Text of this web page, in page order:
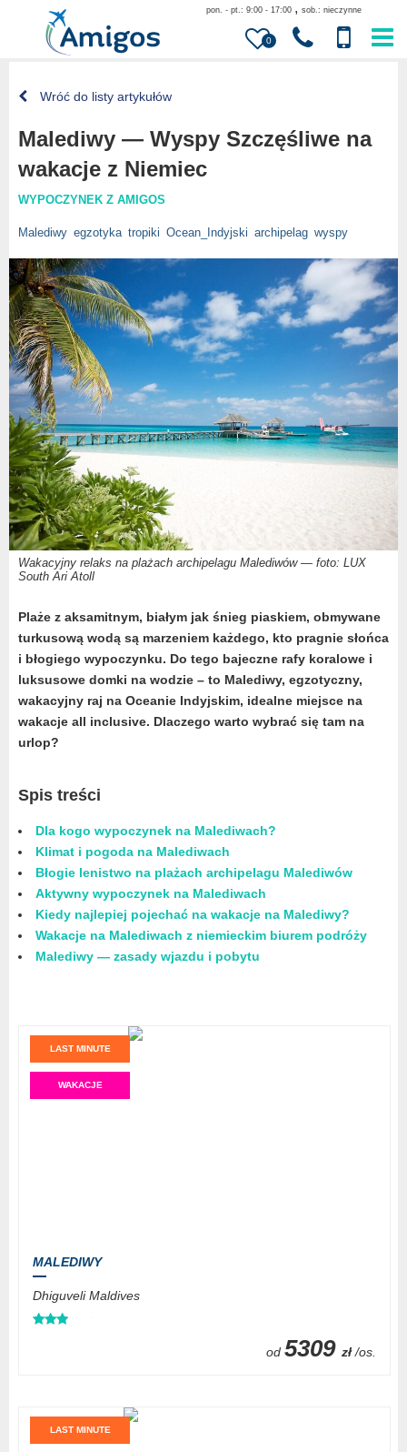
0
pon. - pt.: 9:00 - 17:00 , sob.: nieczynne
Wróć do listy artykułów
Malediwy — Wyspy Szczęśliwe na
wakacje z Niemiec
WYPOCZYNEK Z AMIGOS
Malediwy egzotyka tropiki Ocean_Indyjski archipelag wyspy
Wakacyjny relaks na plażach archipelagu Malediwów — foto: LUX
South Ari Atoll
Plaże z aksamitnym, białym jak śnieg piaskiem, obmywane
turkusową wodą są marzeniem każdego, kto pragnie słońca
i błogiego wypoczynku. Do tego bajeczne rafy koralowe i
luksusowe domki na wodzie – to Malediwy, egzotyczny,
wakacyjny raj na Oceanie Indyjskim, idealne miejsce na
wakacje all inclusive. Dlaczego warto wybrać się tam na
urlop?
Spis treści
Dla kogo wypoczynek na Malediwach?
Klimat i pogoda na Malediwach
Błogie lenistwo na plażach archipelagu Malediwów
Aktywny wypoczynek na Malediwach
Kiedy najlepiej pojechać na wakacje na Malediwy?
Wakacje na Malediwach z niemieckim biurem podróży
Malediwy — zasady wjazdu i pobytu
LAST MINUTE
WAKACJE
MALEDIWY
Dhiguveli Maldives
od 5309 zł /os.
LAST MINUTE